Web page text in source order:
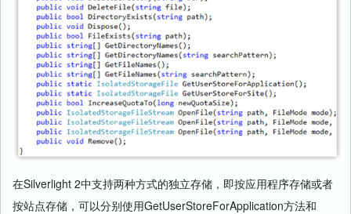
在Silverlight 2中支持两种方式的独立存储，即按应用程序存储或者
按站点存储，可以分别使用GetUserStoreForApplication方法和